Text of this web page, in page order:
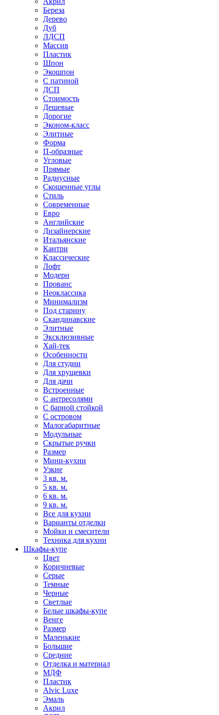
Береза
Дерево
Дуб
ЛДСП
Массив
Пластик
Шпон
Экошпон
С патиной
ДСП
Стоимость
Дешевые
Дорогие
Эконом-класс
Элитные
Форма
П-образные
Угловые
Прямые
Радиусные
Скошенные углы
Стиль
Современные
Евро
Английские
Дизайнерские
Итальянские
Кантри
Классические
Лофт
Модерн
Прованс
Неоклассика
Минимализм
Под старину
Скандинавские
Элитные
Эксклюзивные
Хай-тек
Особенности
Для студии
Для хрущевки
Для дачи
Встроенные
С антресолями
С барной стойкой
С островом
Малогабаритные
Модульные
Скрытые ручки
Размер
Мини-кухни
Узкие
3 кв. м.
5 кв. м.
6 кв. м.
9 кв. м.
Все для кухни
Варианты отделки
Мойки и смесители
Техника для кухни
Шкафы-купе
Цвет
Коричневые
Серые
Темные
Черные
Светлые
Белые шкафы-купе
Венге
Размер
Маленькие
Большие
Средние
Отделка и материал
МДФ
Пластик
Alvic Luxe
Эмаль
Акрил